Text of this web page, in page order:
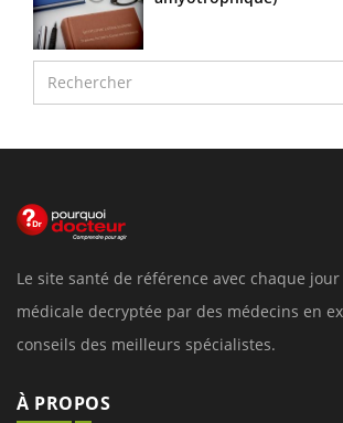
Le site santé de référence avec chaque
médicale decryptée par des médecins en
conseils des meilleurs spécialistes.
À PROPOS